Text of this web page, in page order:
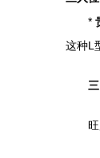
*
这种L